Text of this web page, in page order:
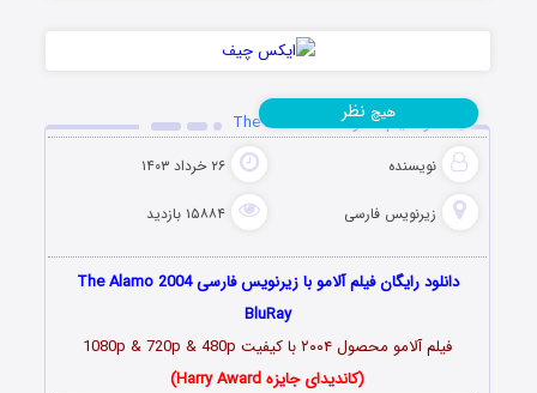
دانلود فیلم آلامو The Alamo 2004
نویسنده ۲۶ خرداد ۱۴۰۳
زیرنویس فارسی ۱۵۸۸۴ بازدید
هیچ نظر
دانلود رایگان فیلم آلامو با زیرنویس فارسی The Alamo 2004
BluRay
فیلم آلامو محصول ۲۰۰۴ با کیفیت 1080p & 720p & 480p
(کاندیدای جایزه Harry Award)